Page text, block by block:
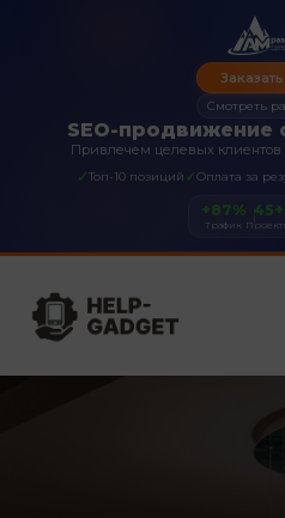
SEO-продвижение
Привлечем целевых
✓Топ-10 позиций ✓Оплата за
Смотреть
+87%
Трафик
45+